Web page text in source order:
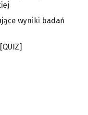
wyniki badań